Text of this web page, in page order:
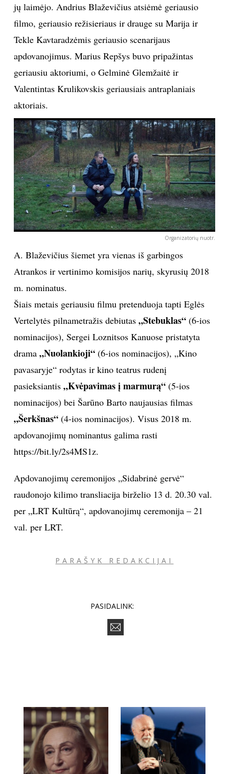
jų laimėjo. Andrius Blaževičius atsiėmė geriausio
filmo, geriausio režisieriaus ir drauge su Marija ir
Tekle Kavtaradzėmis geriausio scenarijaus
apdovanojimus. Marius Repšys buvo pripažintas
geriausiu aktoriumi, o Gelminė Glemžaitė ir
Valentintas Krulikovskis geriausiais antraplaniais
aktoriais.
Organizatorių nuotr.
A. Blaževičius šiemet yra vienas iš garbingos
Atrankos ir vertinimo komisijos narių, skyrusių 2018
m. nominatus.
Šiais metais geriausiu filmu pretenduoja tapti Eglės
Vertelytės pilnametražis debiutas „Stebuklas“(6-ios
nominacijos), Sergei Loznitsos Kanuose pristatyta
drama „Nuolankioji“(6-ios nominacijos), „Kino
pavasaryje“ rodytas ir kino teatrus rudenį
pasieksiantis „Kvėpavimas į marmurą“(5-ios
nominacijos) bei Šarūno Barto naujausias filmas
„Šerkšnas“(4-ios nominacijos). Visus 2018 m.
apdovanojimų nominantus galima rasti
https://bit.ly/2s4MS1z.
Apdovanojimų ceremonijos „Sidabrinė gervė“
raudonojo kilimo transliacija birželio 13 d. 20.30 val.
per „LRT Kultūrą“, apdovanojimų ceremonija – 21
val. per LRT.
PARAŠYK REDAKCIJAI
PASIDALINK: